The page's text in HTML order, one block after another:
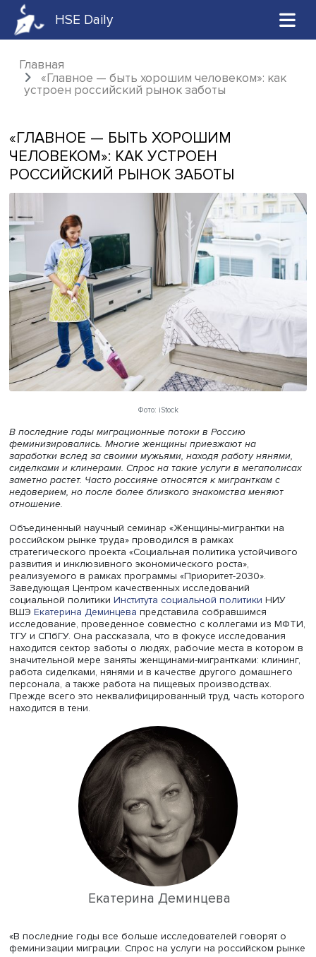
HSE Daily
Главная
«Главное — быть хорошим человеком»:
«ГЛАВНОЕ — БЫТЬ ХОРОШИМ
ЧЕЛОВЕКОМ»: КАК УСТРОЕН
РОССИЙСКИЙ РЫНОК ЗАБОТЫ
Фото: iStock
В последние годы миграционные потоки в Россию
феминизировались. Многие женщины приезжают на
заработки вслед за своими мужьями, находя работу
сиделками и клинерами. Спрос на такие услуги в
заметно растет. Часто россияне относятся кмигранткам
недоверием, но после более близкого знакомства
отношение.
Объединенный научный семинар «Женщины-мигрантки
российском рынке труда» проводился в рамках
стратегического проекта «Социальная политика
развития и инклюзивного экономического роста»,
реализуемого в рамках программы «Приоритет-2030».
Заведующая Центром качественных исследований
социальной политикиИнститута социальной политики
ВШЭЕкатерина Деминцевапредставила собравшимся
исследование, проведенное совместно с коллегами
ТГУ и СПбГУ. Она рассказала, что в фокусе
находится сектор заботы о людях, рабочие места в
значительной мере заняты женщинами-мигрантками:
работа сиделками, нянями и в качестве другого
персонала, а также работа на пищевых производствах.
Прежде всего это неквалифицированный труд, часть
находится в тени.